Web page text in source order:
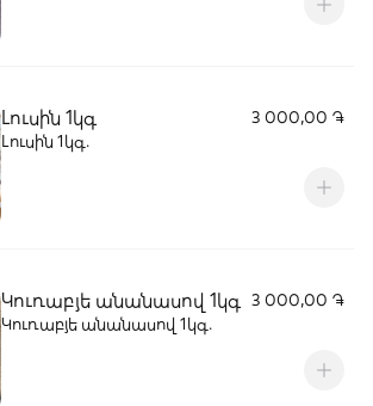
Լուսին 1կգ
3 000,00 ֏
Լուսին 1կգ․
Կուռաբյե անանասով 1կգ
3 000,00 ֏
Կուռաբյե անանասով 1կգ․